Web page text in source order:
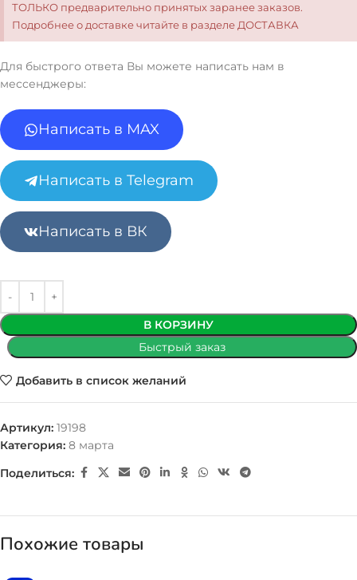
ТОЛЬКО предварительно принятых заранее заказов.
Подробнее о доставке читайте в разделе ДОСТАВКА
Для быстрого ответа Вы можете написать нам в
мессенджеры:
Написать в MAX
Написать в Telegram
Написать в ВК
В КОРЗИНУ
Быстрый заказ
Добавить в список желаний
Артикул: 19198
Категория: 8 марта
Поделиться:
Похожие товары